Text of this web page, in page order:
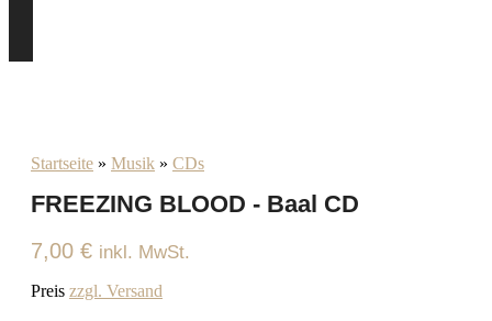
Startseite » Musik » CDs
FREEZING BLOOD - Baal CD
7,00 € inkl. MwSt.
Preis zzgl. Versand